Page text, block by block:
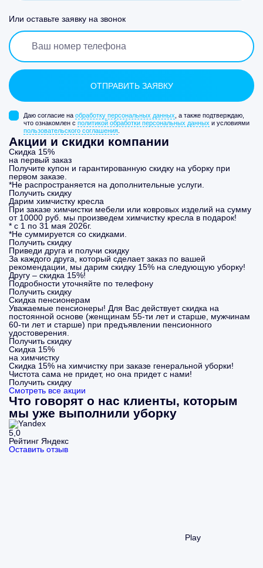
Или оставьте заявку на звонок
Даю согласие на обработку персональных данных , а также подтверждаю,
что ознакомлен с политикой обработки персональных данных и условиями
пользовательского соглашения
Акции и скидки компании
Скидка 15%
на первый заказ
Получите купон и гарантированную скидку на уборку при
первом заказе.
*Не распространяется на дополнительные услуги.
Получить скидку
Дарим химчистку кресла
При заказе химчистки мебели или ковровых изделий на сумму
от 10000 руб. мы произведем химчистку кресла в подарок!
* с 1 по 31 мая 2026г.
*Не суммируется со скидками.
Получить скидку
Приведи друга и получи скидку
За каждого друга, который сделает заказ по вашей
рекомендации, мы дарим скидку 15% на следующую уборку!
Другу – скидка 15%!
Подробности уточняйте по телефону
Получить скидку
Скидка пенсионерам
Уважаемые пенсионеры! Для Вас действует скидка на
постоянной основе (женщинам 55-ти лет и старше, мужчинам
60-ти лет и старше) при предъявлении пенсионного
удостоверения.
Получить скидку
Скидка 15%
на химчистку
Скидка 15% на химчистку при заказе генеральной уборки!
Чистота сама не придет, но она придет с нами!
Получить скидку
Смотреть все акции
Что говорят о нас клиенты, которым
мы уже выполнили уборку
5,0
Рейтинг Яндекс
Оставить отзыв
Play